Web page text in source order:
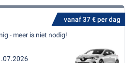
vanaf 37 € per dag
- meer is niet nodig!